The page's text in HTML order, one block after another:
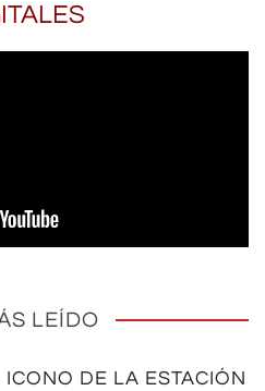
LEÍDO
DE LA ESTACIÓN